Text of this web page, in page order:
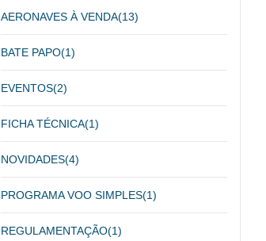
AERONAVES À VENDA(13)
BATE PAPO(1)
EVENTOS(2)
FICHA TÉCNICA(1)
NOVIDADES(4)
PROGRAMA VOO SIMPLES(1)
REGULAMENTAÇÃO(1)